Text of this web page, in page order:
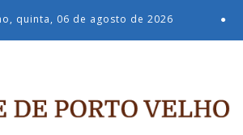
quinta, 06 de agosto de 2026 ●